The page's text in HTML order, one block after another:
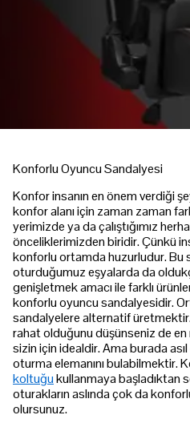
Konforlu Oyuncu Sandalyesi
Konfor insanın en önem verdiği
konfor alanı için zaman zaman
yerimizde ya da çalıştığımız
önceliklerimizden biridir. Çünkü
konforlu ortamda huzurludur. Bu
oturduğumuz eşyalarda da
genişletmek amacı ile farklı
konforlu oyuncu sandalyesidir.
sandalyelere alternatif
rahat olduğunu düşünseniz de en
sizin için idealdir. Ama burada
oturma elemanını bulabilmektir.
koltuğukullanmaya başladıktan
oturakların aslında çok da
olursunuz.